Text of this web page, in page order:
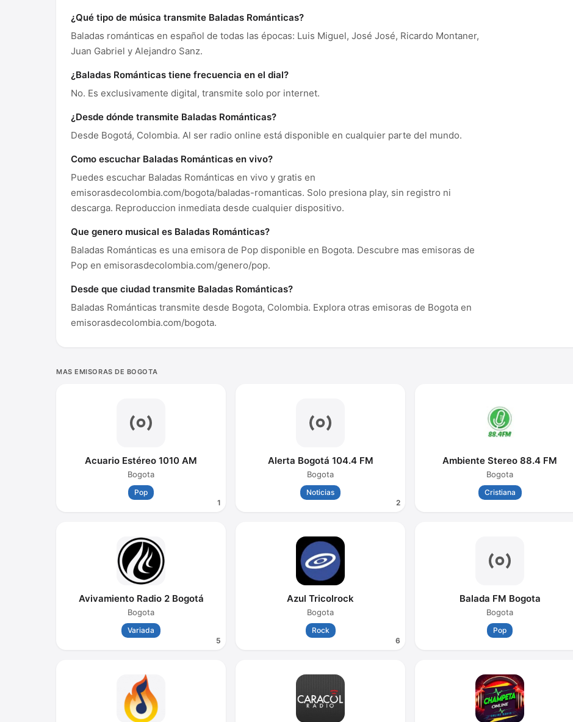
¿Qué tipo de música transmite Baladas Románticas?
Baladas románticas en español de todas las épocas: Luis Miguel, José José, Ricardo Montaner,
Juan Gabriel y Alejandro Sanz.
¿Baladas Románticas tiene frecuencia en el dial?
No. Es exclusivamente digital, transmite solo por internet.
¿Desde dónde transmite Baladas Románticas?
Desde Bogotá, Colombia. Al ser radio online está disponible en cualquier parte del mundo.
Como escuchar Baladas Románticas en vivo?
Puedes escuchar Baladas Románticas en vivo y gratis en
emisorasdecolombia.com/bogota/baladas-romanticas. Solo presiona play, sin registro ni
descarga. Reproduccion inmediata desde cualquier dispositivo.
Que genero musical es Baladas Románticas?
Baladas Románticas es una emisora de Pop disponible en Bogota. Descubre mas emisoras de
Pop en emisorasdecolombia.com/genero/pop.
Desde que ciudad transmite Baladas Románticas?
Baladas Románticas transmite desde Bogota, Colombia. Explora otras emisoras de Bogota en
emisorasdecolombia.com/bogota.
MAS EMISORAS DE BOGOTA
1
Acuario Estéreo 1010 AM
Bogota
Pop
2
Alerta Bogotá 104.4 FM
Bogota
Noticias
Ambiente Stereo 88.4 FM
Bogota
Cristiana
5
Avivamiento Radio 2 Bogotá
Bogota
Variada
6
Azul Tricolrock
Bogota
Rock
Balada FM Bogota
Bogota
Pop